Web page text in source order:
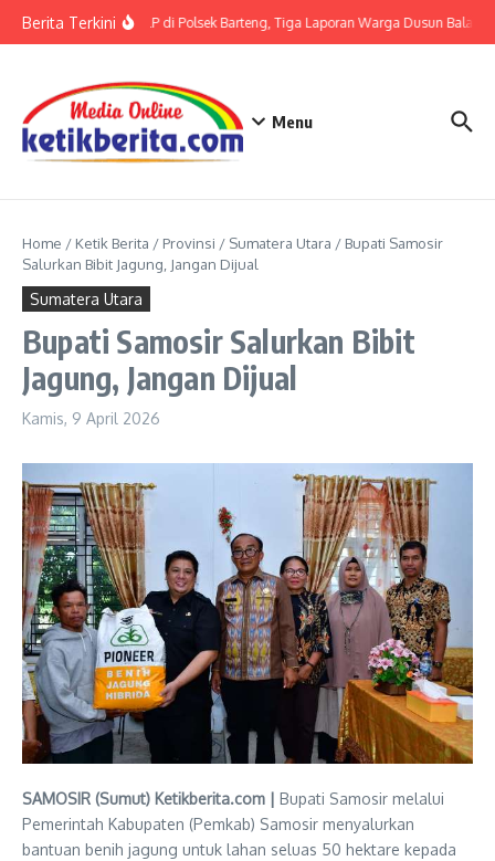
Berita TerkiniTerkait LP di Polsek Barteng, Tiga Laporan Warga Dusun Balaka
Menu
Home / Ketik Berita / Provinsi / Sumatera Utara / Bupati Samosir
Salurkan Bibit Jagung, Jangan Dijual
Sumatera Utara
Bupati Samosir Salurkan Bibit
Jagung, Jangan Dijual
Kamis, 9 April 2026
SAMOSIR (Sumut) Ketikberita.com | Bupati Samosir melalui
Pemerintah Kabupaten (Pemkab) Samosir menyalurkan
bantuan benih jagung untuk lahan seluas 50 hektare kepada